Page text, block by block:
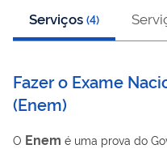
Serviços (4)
Fazer o Exame
(Enem)
O Enem é uma prova do